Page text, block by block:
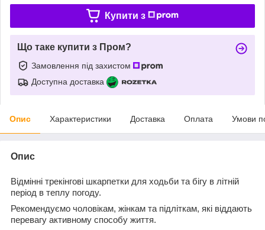
Купити з
Що таке купити з Пром?
Замовлення під захистом
Доступна доставка
Опис Характеристики Доставка Оплата Умови
Опис
Відмінні трекінгові шкарпетки для ходьби та бігу в літній
період в теплу погоду.
Рекомендуємо чоловікам, жінкам та підліткам, які віддають
перевагу активному способу життя.